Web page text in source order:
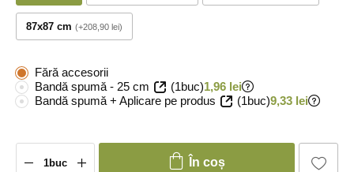
87x87 cm +208,90 lei
Fără accesorii
Bandă spumă - 25 cm
(1buc)1,96 lei
Bandă spumă + Aplicare pe produs
(1buc)9,33 lei
În coș